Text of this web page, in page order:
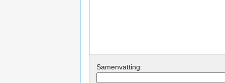
Samenvatting: